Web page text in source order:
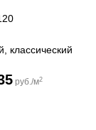
классический
руб./м2